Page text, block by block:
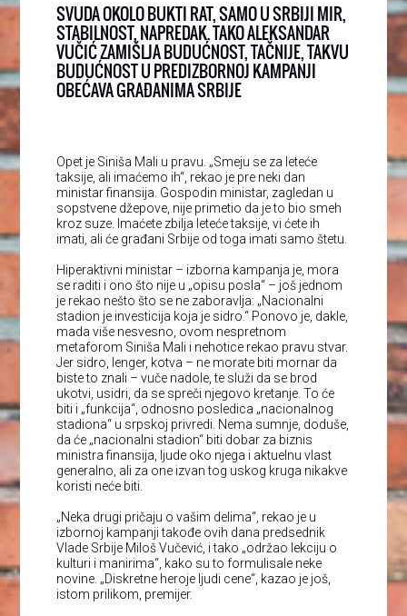
SVUDA OKOLO BUKTI RAT, SAMO U SRBIJI MIR,
STABILNOST, NAPREDAK. TAKO ALEKSANDAR
VUČIĆ ZAMIŠLJA BUDUĆNOST, TAČNIJE, TAKVU
BUDUĆNOST U PREDIZBORNOJ KAMPANJI
OBEĆAVA GRAĐANIMA SRBIJE
Opet je Siniša Mali u pravu. „Smeju se za leteće
taksije, ali imaćemo ih“, rekao je pre neki dan
ministar finansija. Gospodin ministar, zagledan u
sopstvene džepove, nije primetio da je to bio smeh
kroz suze. Imaćete zbilja leteće taksije, vi ćete ih
imati, ali će građani Srbije od toga imati samo štetu.
Hiperaktivni ministar – izborna kampanja je, mora
se raditi i ono što nije u „opisu posla“ – još jednom
je rekao nešto što se ne zaboravlja: „Nacionalni
stadion je investicija koja je sidro.“ Ponovo je, dakle,
mada više nesvesno, ovom nespretnom
metaforom Siniša Mali i nehotice rekao pravu stvar.
Jer sidro, lenger, kotva – ne morate biti mornar da
biste to znali – vuče nadole, te služi da se brod
ukotvi, usidri, da se spreči njegovo kretanje. To će
biti i „funkcija“, odnosno posledica „nacionalnog
stadiona“ u srpskoj privredi. Nema sumnje, doduše,
da će „nacionalni stadion“ biti dobar za biznis
ministra finansija, ljude oko njega i aktuelnu vlast
generalno, ali za one izvan tog uskog kruga nikakve
koristi neće biti.
„Neka drugi pričaju o vašim delima“, rekao je u
izbornoj kampanji takođe ovih dana predsednik
Vlade Srbije Miloš Vučević, i tako „održao lekciju o
kulturi i manirima“, kako su to formulisale neke
novine. „Diskretne heroje ljudi cene“, kazao je još,
istom prilikom, premijer.